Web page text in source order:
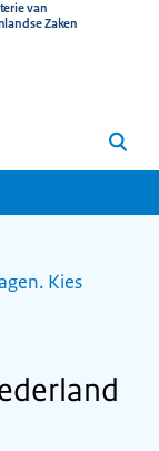
van
Zaken
Zoeken
Kies